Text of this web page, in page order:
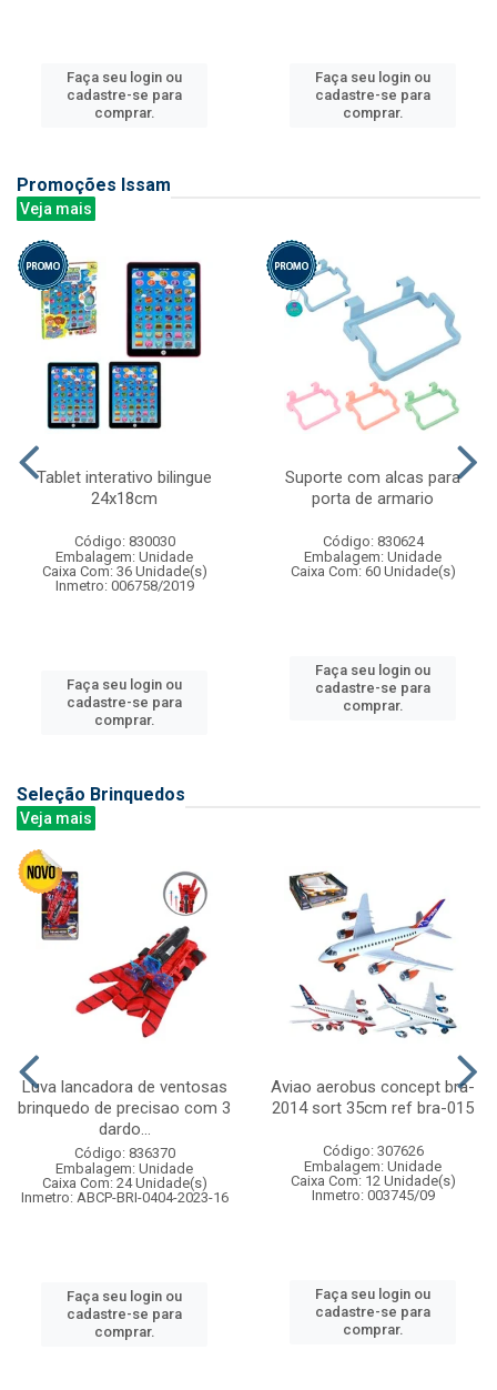
Faça seu login ou
cadastre-se para
comprar.
Faça seu login ou
cadastre-se para
comprar.
Promoções Issam
Veja mais
Tablet interativo bilingue
24x18cm
Código: 830030
Embalagem: Unidade
Caixa Com: 36 Unidade(s)
Inmetro: 006758/2019
Faça seu login ou
cadastre-se para
comprar.
Suporte com alcas para
porta de armario
Código: 830624
Embalagem: Unidade
Caixa Com: 60 Unidade(s)
Faça seu login ou
cadastre-se para
comprar.
Seleção Brinquedos
Veja mais
Luva lancadora de ventosas
brinquedo de precisao com 3
dardo...
Código: 836370
Embalagem: Unidade
Caixa Com: 24 Unidade(s)
Inmetro: ABCP-BRI-0404-2023-16
Faça seu login ou
cadastre-se para
comprar.
Aviao aerobus concept bra-
2014 sort 35cm ref bra-015
Código: 307626
Embalagem: Unidade
Caixa Com: 12 Unidade(s)
Inmetro: 003745/09
Faça seu login ou
cadastre-se para
comprar.